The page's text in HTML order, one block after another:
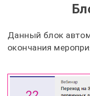
Данный блок
окончания